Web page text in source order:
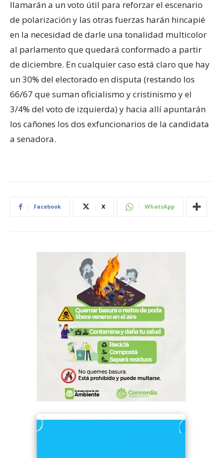
llamarán a un voto útil para reforzar el escenario
de polarización y las otras fuerzas harán hincapié
en la necesidad de darle una tonalidad multicolor
al parlamento que quedará conformado a partir
de diciembre. En cualquier caso está claro que hay
un 30% del electorado en disputa (restando los
66/67 que suman oficialismo y cristinismo y el
3/4% del voto de izquierda) y hacia allí apuntarán
los cañones los dos exfuncionarios de la candidata
a senadora.
Facebook X WhatsApp